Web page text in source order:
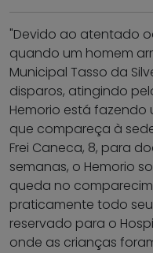
"Devido ao atentado
quando um homem
Municipal Tasso da
disparos, atingindo
Hemorio está
que compareça à
Frei Caneca, 8, para
semanas, o Hemorio
queda no
praticamente todo
reservado para o
onde as crianças